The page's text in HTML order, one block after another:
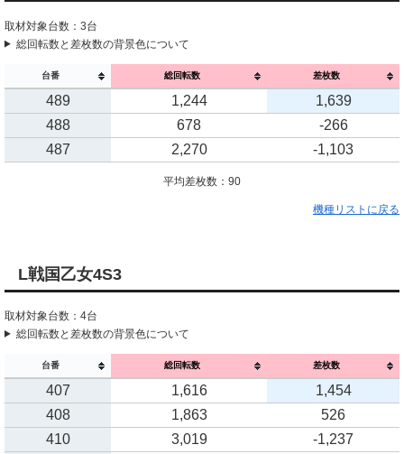
取材対象台数：3台
総回転数と差枚数の背景色について
台番 総回転数 差枚数
489 1,244
1,639
488
678
-266
487
2,270 -1,103
平均差枚数：90
機種リストに戻る
L戦国乙女4S3
取材対象台数：4台
総回転数と差枚数の背景色について
台番 総回転数 差枚数
407 1,616
1,454
408
1,863
526
410
3,019
-1,237